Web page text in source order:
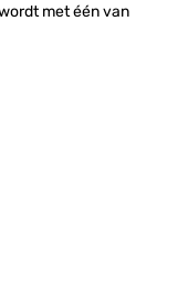
met één van